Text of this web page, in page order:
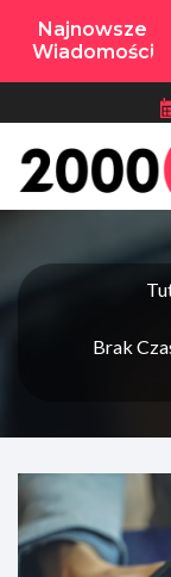
Najnowsze
Wiadomości
Brak